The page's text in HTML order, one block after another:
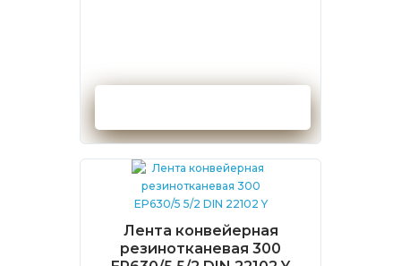
Лента конвейерная
резинотканевая 300